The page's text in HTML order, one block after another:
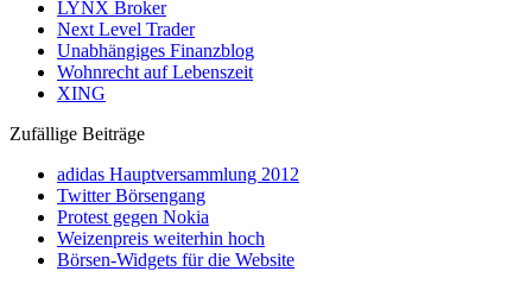
LYNX Broker
Next Level Trader
Unabhängiges Finanzblog
Wohnrecht auf Lebenszeit
XING
Zufällige Beiträge
adidas Hauptversammlung 2012
Twitter Börsengang
Protest gegen Nokia
Weizenpreis weiterhin hoch
Börsen-Widgets für die Website